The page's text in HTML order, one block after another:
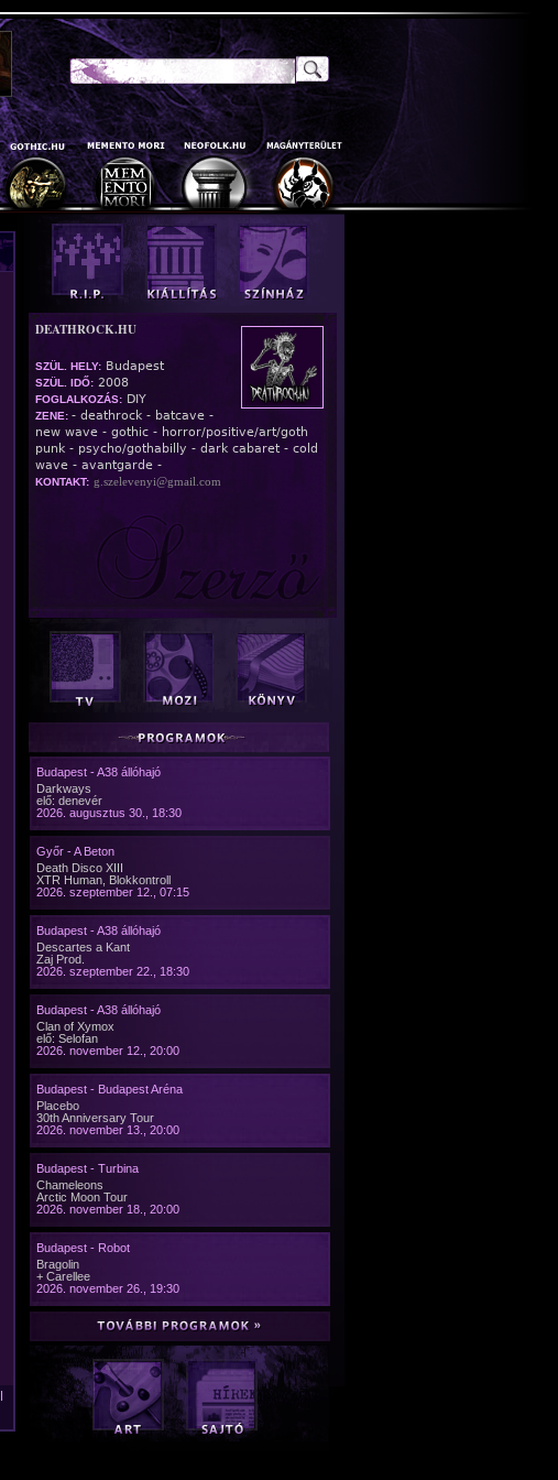
Keresés Űrlap
Keresés
DEATHROCK.HU
SZÜL. HELY: Budapest
SZÜL. IDŐ: 2008
FOGLALKOZÁS: DIY
ZENE: - deathrock - batcave -
new wave - gothic - horror/positive/art/goth
punk - psycho/gothabilly - dark cabaret - cold
wave - avantgarde -
KONTAKT: g.szelevenyi@gmail.com
Budapest - A38 állóhajó
Darkways
elő: denevér
2026. augusztus 30., 18:30
Győr - A Beton
Death Disco XIII
XTR Human, Blokkontroll
2026. szeptember 12., 07:15
Budapest - A38 állóhajó
Descartes a Kant
Zaj Prod.
2026. szeptember 22., 18:30
Budapest - A38 állóhajó
Clan of Xymox
elő: Selofan
2026. november 12., 20:00
Budapest - Budapest Aréna
Placebo
30th Anniversary Tour
2026. november 13., 20:00
Budapest - Turbina
Chameleons
Arctic Moon Tour
2026. november 18., 20:00
Budapest - Robot
Bragolin
+ Carellee
2026. november 26., 19:30